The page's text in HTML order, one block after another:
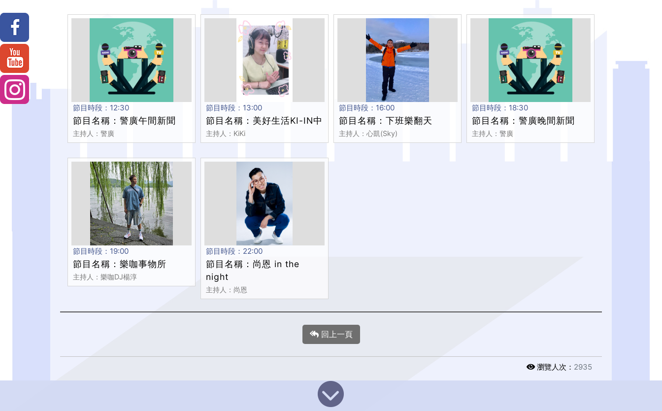
節目時段：12:30
節目名稱：警廣午間新聞
主持人：警廣
節目時段：13:00
節目名稱：美好生活KI-IN中
主持人：KiKi
節目時段：16:00
節目名稱：下班樂翻天
主持人：心凱(Sky)
節目時段：18:30
節目名稱：警廣晚間新聞
主持人：警廣
節目時段：19:00
節目名稱：樂咖事物所
主持人：樂咖DJ楊淳
節目時段：22:00
節目名稱：尚恩 in the
night
主持人：尚恩
回上一頁
瀏覽人次： 2935